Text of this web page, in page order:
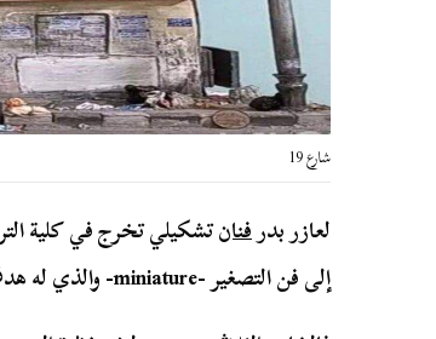
شارع 19
لعازر بدرفنانتشكيلي تخرج في كلية
إلى فن التصغير -miniature- والذي له هدف من هذا الفن.